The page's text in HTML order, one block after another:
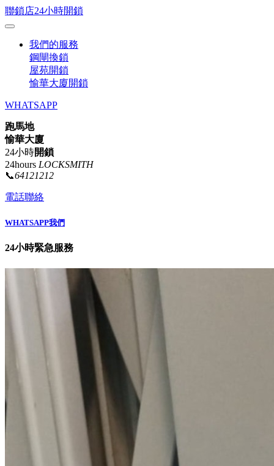
聯鎖店24小時開鎖
我們的服務
鋼閘換鎖
屋苑開鎖
愉華大廈開鎖
WHATSAPP
跑馬地
愉華大廈
24小時開鎖
24hours LOCKSMITH
📞64121212
電話聯絡
WHATSAPP我們
24小時緊急服務